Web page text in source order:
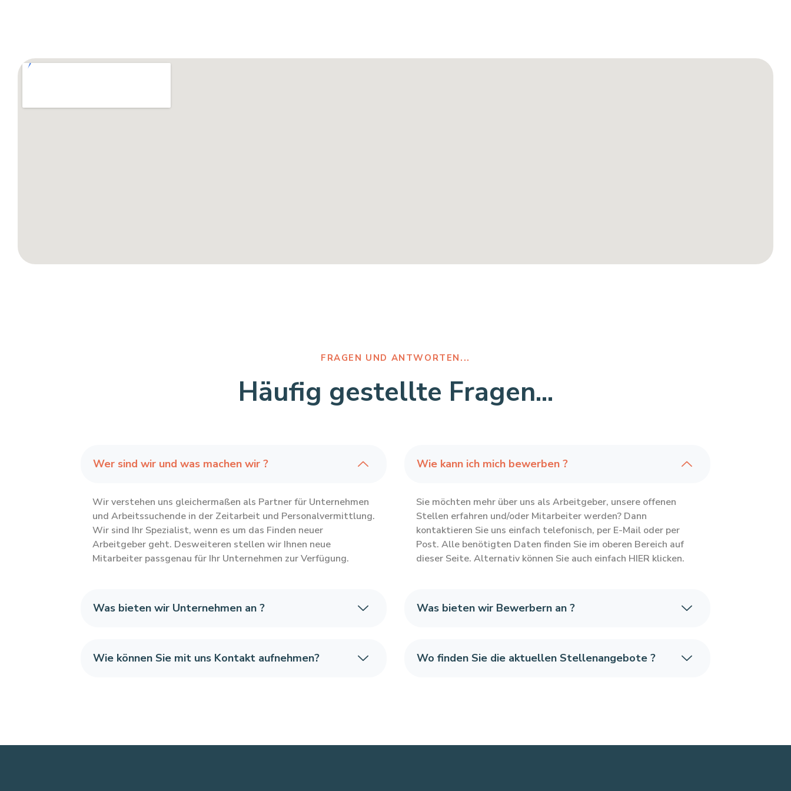
FRAGEN UND ANTWORTEN...
Häufig gestellte Fragen...
Wer sind wir und was machen wir ?
Wir verstehen uns gleichermaßen als Partner für Unternehmen
und Arbeitssuchende in der Zeitarbeit und Personalvermittlung.
Wir sind Ihr Spezialist, wenn es um das Finden neuer
Arbeitgeber geht. Desweiteren stellen wir Ihnen neue
Mitarbeiter passgenau für Ihr Unternehmen zur Verfügung.
Was bieten wir Unternehmen an ?
Wie können Sie mit uns Kontakt aufnehmen?
Wie kann ich mich bewerben ?
Sie möchten mehr über uns als Arbeitgeber, unsere offenen
Stellen erfahren und/oder Mitarbeiter werden? Dann
kontaktieren Sie uns einfach telefonisch, per E-Mail oder per
Post. Alle benötigten Daten finden Sie im oberen Bereich auf
dieser Seite. Alternativ können Sie auch einfach HIER klicken.
Was bieten wir Bewerbern an ?
Wo finden Sie die aktuellen Stellenangebote ?